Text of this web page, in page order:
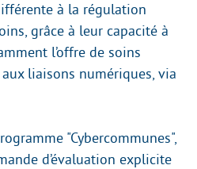
à la régulation
grâce à leur capacité à
l’offre de soins
liaisons numériques, via
"Cybercommunes",
d’évaluation explicite